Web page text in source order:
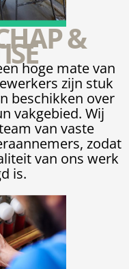
&
hoge mate van
zijn stuk
beschikken over
vakgebied. Wij
van vaste
zodat
van ons werk
is.